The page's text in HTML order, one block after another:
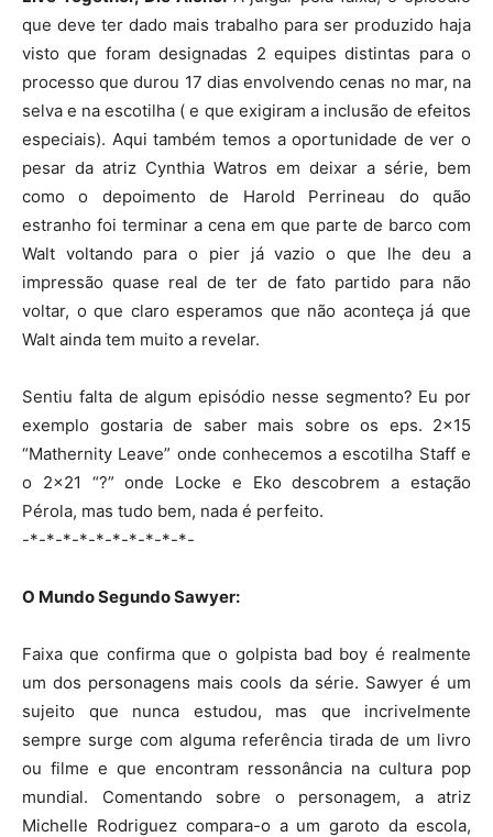
que deve ter dado mais trabalho para ser produzido haja
visto que foram designadas 2 equipes distintas para o
processo que durou 17 dias envolvendo cenas no mar, na
selva e na escotilha ( e que exigiram a inclusão de efeitos
especiais). Aqui também temos a oportunidade de ver o
pesar da atriz Cynthia Watros em deixar a série, bem
como o depoimento de Harold Perrineau do quão
estranho foi terminar a cena em que parte de barco com
Walt voltando para o pier já vazio o que lhe deu a
impressão quase real de ter de fato partido para não
voltar, o que claro esperamos que não aconteça já que
Walt ainda tem muito a revelar.
Sentiu falta de algum episódio nesse segmento? Eu por
exemplo gostaria de saber mais sobre os eps. 2×15
“Mathernity Leave” onde conhecemos a escotilha Staff e
o 2×21 “?” onde Locke e Eko descobrem a estação
Pérola, mas tudo bem, nada é perfeito.
-*-*-*-*-*-*-*-*-*-*-
O Mundo Segundo Sawyer:
Faixa que confirma que o golpista bad boy é realmente
um dos personagens mais cools da série. Sawyer é um
sujeito que nunca estudou, mas que incrivelmente
sempre surge com alguma referência tirada de um livro
ou filme e que encontram ressonância na cultura pop
mundial. Comentando sobre o personagem, a atriz
Michelle Rodriguez compara-o a um garoto da escola,